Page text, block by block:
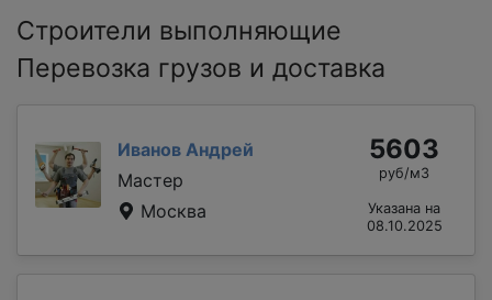
Строители выполняющие
Перевозка грузов и доставка
Иванов Андрей
Мастер
Москва
5603
руб/м3
Указана на
08.10.2025